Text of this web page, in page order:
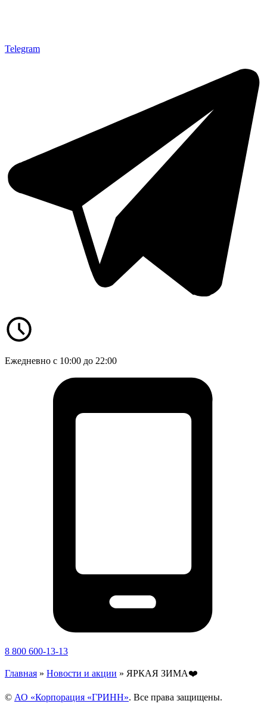
Telegram
Ежедневно с 10:00 до 22:00
8 800 600-13-13
Главная » Новости и акции » ЯРКАЯ ЗИМА❤️
© АО «Корпорация «ГРИНН». Все права защищены.